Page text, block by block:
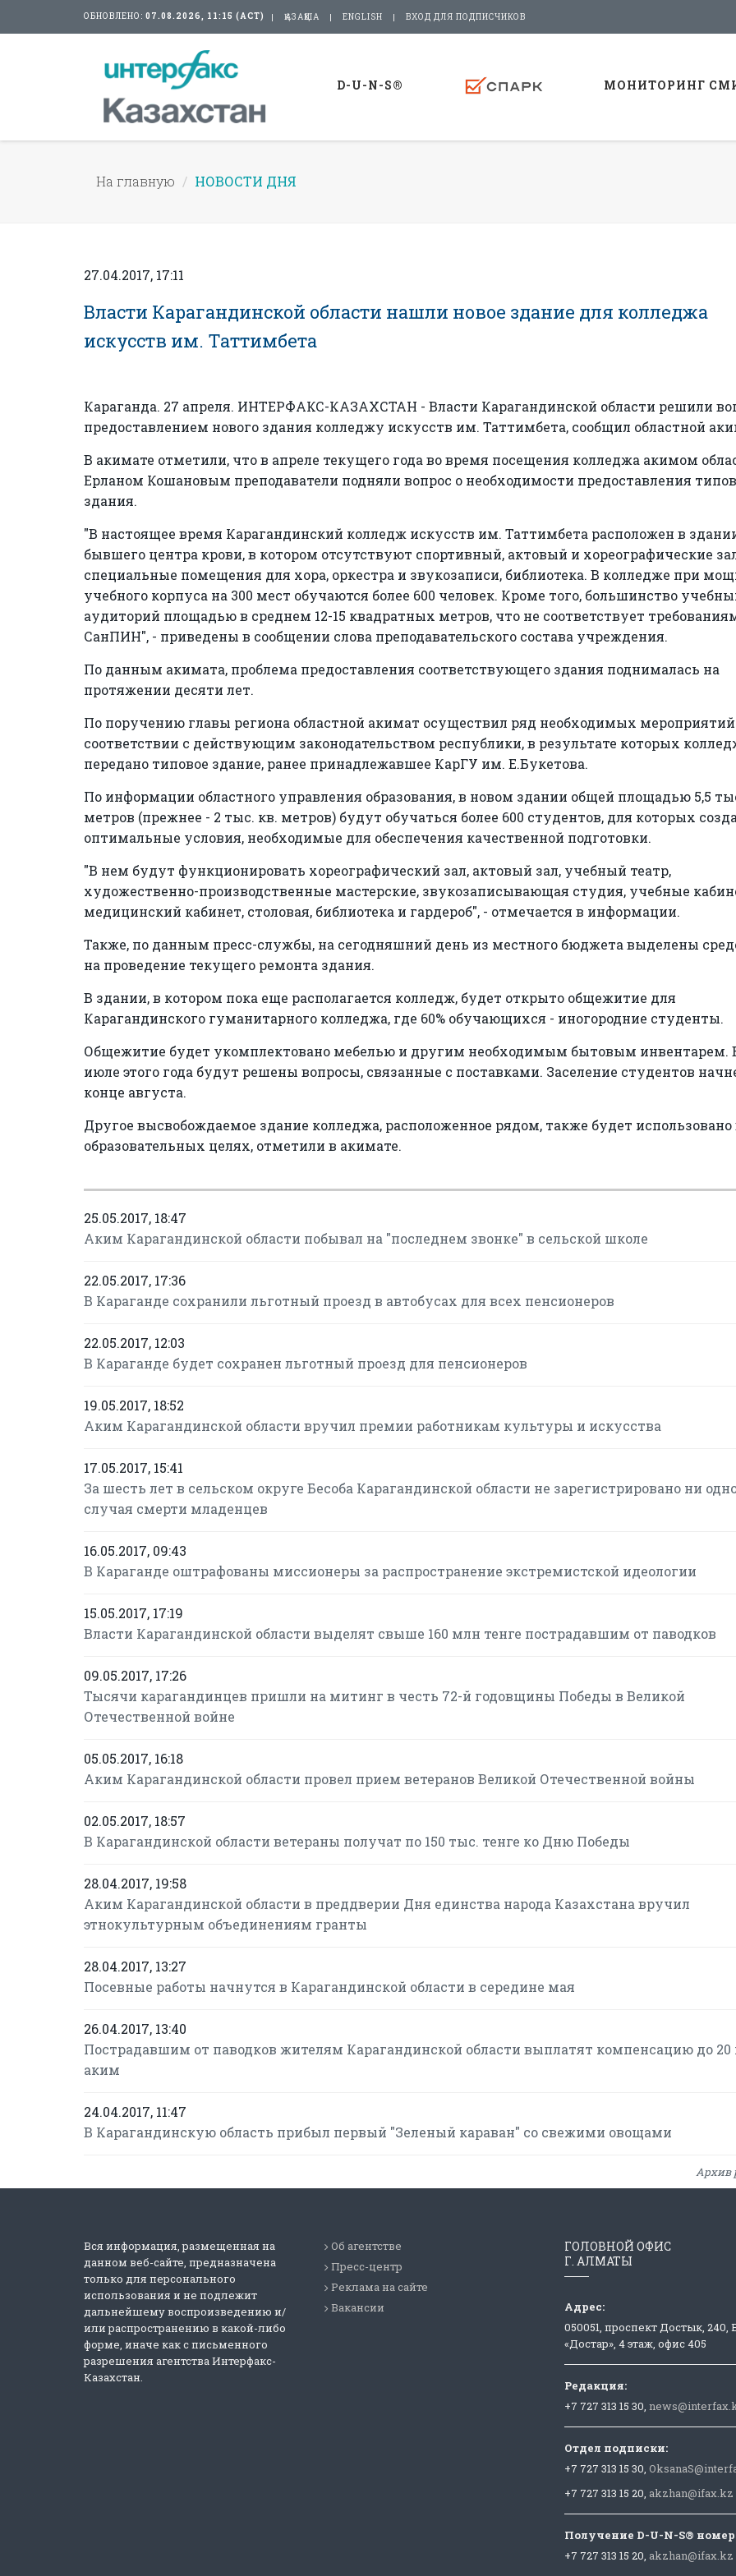
ОБНОВЛЕНО: 07.08.2026, 11:15 (АСТ) ҚАЗАҚША ENGLISH ВХОД ДЛЯ ПОДПИСЧИКОВ
D-U-N-S® МОНИТОРИНГ
На главную НОВОСТИ ДНЯ
27.04.2017, 17:11
Власти Карагандинской области нашли новое здание для колледжа
искусств им. Таттимбета
Караганда. 27 апреля. ИНТЕРФАКС-КАЗАХСТАН - Власти Карагандинской области решили
предоставлением нового здания колледжу искусств им. Таттимбета, сообщил областной
В акимате отметили, что в апреле текущего года во время посещения колледжа акимом
Ерланом Кошановым преподаватели подняли вопрос о необходимости предоставления
здания.
"В настоящее время Карагандинский колледж искусств им. Таттимбета расположен в
бывшего центра крови, в котором отсутствуют спортивный, актовый и хореографические
специальные помещения для хора, оркестра и звукозаписи, библиотека. В колледже при
учебного корпуса на 300 мест обучаются более 600 человек. Кроме того, большинство
аудиторий площадью в среднем 12-15 квадратных метров, что не соответствует
СанПИН", - приведены в сообщении слова преподавательского состава учреждения.
По данным акимата, проблема предоставления соответствующего здания поднималась на
протяжении десяти лет.
По поручению главы региона областной акимат осуществил ряд необходимых
соответствии с действующим законодательством республики, в результате которых
передано типовое здание, ранее принадлежавшее КарГУ им. Е.Букетова.
По информации областного управления образования, в новом здании общей площадью 5,5
метров (прежнее - 2 тыс. кв. метров) будут обучаться более 600 студентов, для которых
оптимальные условия, необходимые для обеспечения качественной подготовки.
"В нем будут функционировать хореографический зал, актовый зал, учебный театр,
художественно-производственные мастерские, звукозаписывающая студия, учебные
медицинский кабинет, столовая, библиотека и гардероб", - отмечается в информации.
Также, по данным пресс-службы, на сегодняшний день из местного бюджета выделены
на проведение текущего ремонта здания.
В здании, в котором пока еще располагается колледж, будет открыто общежитие для
Карагандинского гуманитарного колледжа, где 60% обучающихся - иногородние студенты.
Общежитие будет укомплектовано мебелью и другим необходимым бытовым инвентарем.
июле этого года будут решены вопросы, связанные с поставками. Заселение студентов
конце августа.
Другое высвобождаемое здание колледжа, расположенное рядом, также будет использовано
образовательных целях, отметили в акимате.
25.05.2017, 18:47
Аким Карагандинской области побывал на "последнем звонке" в сельской школе
22.05.2017, 17:36
В Караганде сохранили льготный проезд в автобусах для всех пенсионеров
22.05.2017, 12:03
В Караганде будет сохранен льготный проезд для пенсионеров
19.05.2017, 18:52
Аким Карагандинской области вручил премии работникам культуры и искусства
17.05.2017, 15:41
За шесть лет в сельском округе Бесоба Карагандинской области не зарегистрировано ни
случая смерти младенцев
16.05.2017, 09:43
В Караганде оштрафованы миссионеры за распространение экстремистской идеологии
15.05.2017, 17:19
Власти Карагандинской области выделят свыше 160 млн тенге пострадавшим от паводков
09.05.2017, 17:26
Тысячи карагандинцев пришли на митинг в честь 72-й годовщины Победы в Великой
Отечественной войне
05.05.2017, 16:18
Аким Карагандинской области провел прием ветеранов Великой Отечественной войны
02.05.2017, 18:57
В Карагандинской области ветераны получат по 150 тыс. тенге ко Дню Победы
28.04.2017, 19:58
Аким Карагандинской области в преддверии Дня единства народа Казахстана вручил
этнокультурным объединениям гранты
28.04.2017, 13:27
Посевные работы начнутся в Карагандинской области в середине мая
26.04.2017, 13:40
Пострадавшим от паводков жителям Карагандинской области выплатят компенсацию до 20
аким
24.04.2017, 11:47
В Карагандинскую область прибыл первый "Зеленый караван" со свежими овощами
Архив
Вся информация, размещенная на
данном веб-сайте, предназначена
только для персонального
использования и не подлежит
дальнейшему воспроизведению и/
или распространению в какой-либо
форме, иначе как с письменного
разрешения агентства Интерфакс-
Казахстан.
Об агентстве
Пресс-центр
Реклама на сайте
Вакансии
ГОЛОВНОЙ ОФИС
Г. АЛМАТЫ
Адрес:
050051, проспект Достык, 240,
«Достар», 4 этаж, офис 405
Редакция:
+7 727 313 15 30,
Отдел подписки:
+7 727 313 15 30,
+7 727 313 15 20, akzhan@ifax.kz
Получение D-U-N-S®
+7 727 313 15 20, akzhan@ifax.kz